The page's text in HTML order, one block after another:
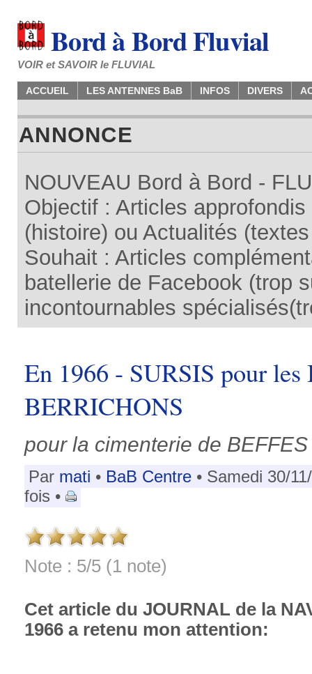
Bord à Bord Fluvial
VOIR et SAVOIR le FLUVIAL
ACCUEIL LES ANTENNES BaB INFOS DIVERS
ANNONCE
NOUVEAU Bord à Bord -
Objectif : Articles
(histoire) ou Actualités
Souhait : Articles
batellerie de Facebook (trop
incontournables
En 1966 - SURSIS pour
BERRICHONS
pour la cimenterie de BEFFES
Par mati • BaB Centre • Samedi 30/
fois •
Note : 5/5 (1 note)
Cet article du JOURNAL de la
1966 a retenu mon attention: